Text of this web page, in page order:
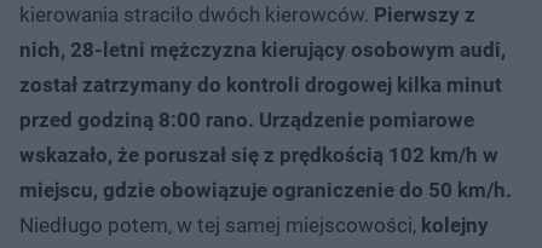
kierowania straciło dwóch kierowców. Pierwszy z
nich, 28-letni mężczyzna kierujący osobowym audi,
został zatrzymany do kontroli drogowej kilka minut
przed godziną 8:00 rano. Urządzenie pomiarowe
wskazało, że poruszał się z prędkością 102 km/h w
miejscu, gdzie obowiązuje ograniczenie do 50 km/h.
Niedługo potem, w tej samej miejscowości, kolejny